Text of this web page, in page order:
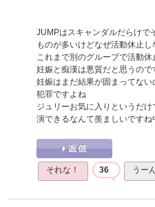
JUMPはスキャンダルだらけで
ものが多いけどなぜ活動休止し
これまで別のグループで活動
妊娠と痴漢は悪質だと思うので
妊娠はまだ結果が固まってな
犯罪ですよね
ジュリーお気に入りというだ
演できるなんて羨ましいですね
それな！ 36 うー